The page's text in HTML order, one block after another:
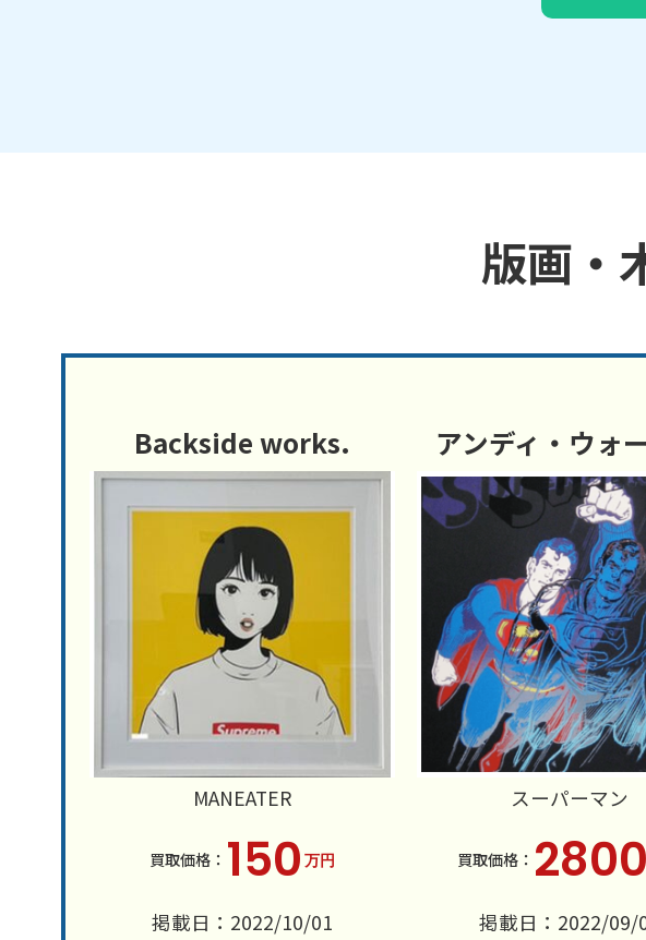
版画・
Backside works.
MANEATER
150 万円
掲載日：2022/10/01
アンディ・ウォ
スーパーマン
2800
掲載日：2022/09/